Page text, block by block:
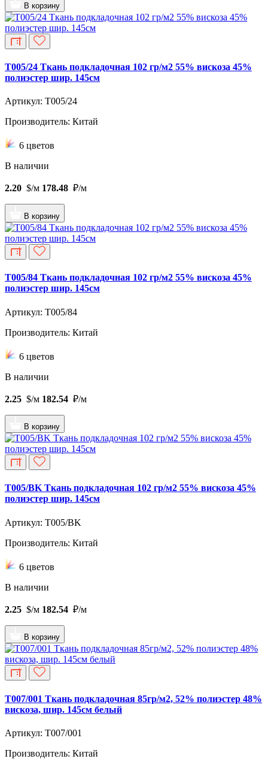
В корзину
T005/24 Ткань подкладочная 102 гр/м2 55% вискоза 45%
полиэстер шир. 145см
Артикул: T005/24
Производитель: Китай
6 цветов
В наличии
2.20 $/м 178.48 ₽/м
В корзину
T005/84 Ткань подкладочная 102 гр/м2 55% вискоза 45%
полиэстер шир. 145см
Артикул: T005/84
Производитель: Китай
6 цветов
В наличии
2.25 $/м 182.54 ₽/м
В корзину
T005/BK Ткань подкладочная 102 гр/м2 55% вискоза 45%
полиэстер шир. 145см
Артикул: T005/BK
Производитель: Китай
6 цветов
В наличии
2.25 $/м 182.54 ₽/м
В корзину
T007/001 Ткань подкладочная 85гр/м2, 52% полиэстер 48%
вискоза, шир. 145см белый
Артикул: T007/001
Производитель: Китай